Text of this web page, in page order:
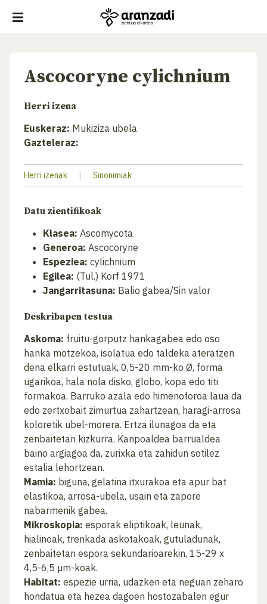
Ascocoryne cylichnium
Herri izena
Euskeraz: Mukiziza ubela
Gazteleraz:
Herri izenak | Sinonimiak
Datu zientifikoak
Klasea: Ascomycota
Generoa: Ascocoryne
Espeziea: cylichnium
Egilea: (Tul.) Korf 1971
Jangarritasuna: Balio gabea/Sin valor
Deskribapen testua
Askoma: fruitu-gorputz hankagabea edo oso
hanka motzekoa, isolatua edo taldeka ateratzen
dena elkarri estutuak, 0,5-20 mm-ko Ø, forma
ugarikoa, hala nola disko, globo, kopa edo titi
formakoa. Barruko azala edo himenoforoa laua da
edo zertxobait zimurtua zahartzean, haragi-arrosa
koloretik ubel-morera. Ertza ilunagoa da eta
zenbaitetan kizkurra. Kanpoaldea barrualdea
baino argiagoa da, zurixka eta zahidun sotilez
estalia lehortzean.
Mamia: biguna, gelatina itxurakoa eta apur bat
elastikoa, arrosa-ubela, usain eta zapore
nabarmenik gabea.
Mikroskopia: esporak eliptikoak, leunak,
hialinoak, trenkada askotakoak, gutuladunak,
zenbaitetan espora sekundarioarekin, 15-29 x
4,5-6,5 µm-koak.
Habitat: espezie urria, udazken eta neguan zeharo
hondatua eta hezea dagoen hostozabalen egur